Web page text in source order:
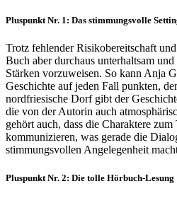
Pluspunkt Nr. 1: Das stimmungsvolle
Trotz fehlender Risikobereitschaft
Buch aber durchaus unterhaltsam
Stärken vorzuweisen. So kann Anja
Geschichte auf jeden Fall punkten,
nordfriesische Dorf gibt der
die von der Autorin auch
gehört auch, dass die Charaktere
kommunizieren, was gerade die
stimmungsvollen Angelegenheit
Pluspunkt Nr. 2: Die tolle Hörbuch-Lesung